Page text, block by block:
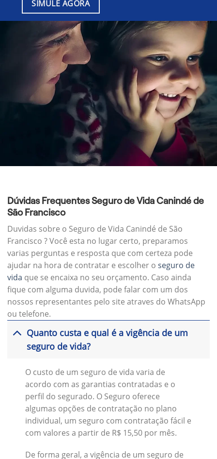
SIMULE AGORA
Dúvidas Frequentes Seguro de Vida Canindé de
São Francisco
Duvidas sobre o Seguro de Vida Canindé de São
Francisco ? Você esta no lugar certo, preparamos
varias perguntas e resposta que com certeza pode
ajudar na hora de contratar e escolher o seguro de
vida que se encaixa no seu orçamento. Caso ainda
fique com alguma duvida, pode falar com um dos
nossos representantes pelo site atraves do WhatsApp
ou telefone.
Quanto custa e qual é a vigência de um
seguro de vida?
O custo de um seguro de vida varia de
acordo com as garantias contratadas e o
perfil do segurado. O Seguro oferece
algumas opções de contratação no plano
individual, um seguro com contratação fácil e
com valores a partir de R$ 15,50 por mês.
De forma geral, a vigência de um seguro de